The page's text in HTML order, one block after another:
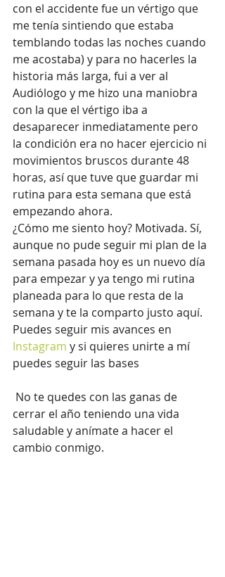
con el accidente fue un vértigo que
me tenía sintiendo que estaba
temblando todas las noches cuando
me acostaba) y para no hacerles la
historia más larga, fui a ver al
Audiólogo y me hizo una maniobra
con la que el vértigo iba a
desaparecer inmediatamente pero
la condición era no hacer ejercicio ni
movimientos bruscos durante 48
horas, así que tuve que guardar mi
rutina para esta semana que está
empezando ahora.
¿Cómo me siento hoy? Motivada. Sí,
aunque no pude seguir mi plan de la
semana pasada hoy es un nuevo día
para empezar y ya tengo mi rutina
planeada para lo que resta de la
semana y te la comparto justo aquí.
Puedes seguir mis avances en
Instagram y si quieres unirte a mí
puedes seguir las bases
cerrar el año teniendo una vida
saludable y anímate a hacer el
cambio conmigo.